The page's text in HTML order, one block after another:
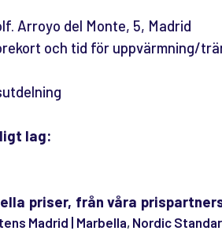
Arroyo del Monte, 5, Madrid
och tid för uppvärmning/
lag:
priser, från våra
Madrid | Marbella, Nordic